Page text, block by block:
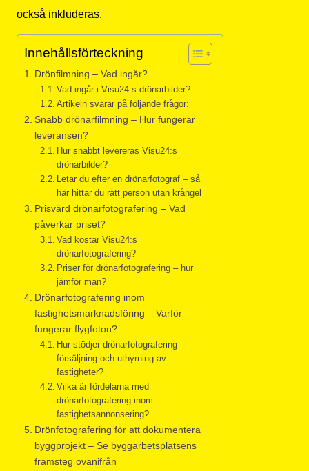
också inkluderas.
Innehållsförteckning
Drönfilmning – Vad ingår?
Vad ingår i Visu24:s drönarbilder?
Artikeln svarar på följande frågor:
Snabb drönarfilmning – Hur fungerar
leveransen?
Hur snabbt levereras Visu24:s
drönarbilder?
Letar du efter en drönarfotograf – så
här hittar du rätt person utan krångel
Prisvärd drönarfotografering – Vad
påverkar priset?
Vad kostar Visu24:s
drönarfotografering?
Priser för drönarfotografering – hur
jämför man?
Drönarfotografering inom
fastighetsmarknadsföring – Varför
fungerar flygfoton?
Hur stödjer drönarfotografering
försäljning och uthyrning av
fastigheter?
Vilka är fördelarna med
drönarfotografering inom
fastighetsannonsering?
Drönfotografering för att dokumentera
byggprojekt – Se byggarbetsplatsens
framsteg ovanifrån